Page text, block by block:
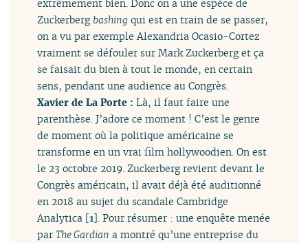
extrêmement bien. Donc on a une espèce de
Zuckerberg bashing qui est en train de se passer,
on a vu par exemple Alexandria Ocasio-Cortez
vraiment se défouler sur Mark Zuckerberg et ça
se faisait du bien à tout le monde, en certain
sens, pendant une audience au Congrès.
Xavier de La Porte :Là, il faut faire une
parenthèse. J’adore ce moment ! C’est le genre
de moment où la politique américaine se
transforme en un vrai film hollywoodien. On est
le 23 octobre 2019. Zuckerberg revient devant le
Congrès américain, il avait déjà été auditionné
en 2018 au sujet du scandale Cambridge
Analytica [1] . Pour résumer : une enquête menée
parThe Gardian a montré qu’une entreprise du